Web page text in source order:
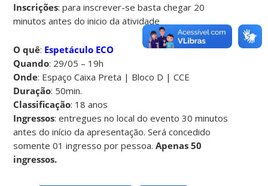
Inscrições: para inscrever-se basta chegar 20
minutos antes do inicio da atividade
O quê: Espetáculo ECO
Quando: 29/05 – 19h
Onde: Espaço Caixa Preta | Bloco D | CCE
Duração: 50min.
Classificação: 18 anos
Ingressos: entregues no local do evento 30 minutos
antes do início da apresentação. Será concedido
somente 01 ingresso por pessoa.Apenas 50
ingressos.